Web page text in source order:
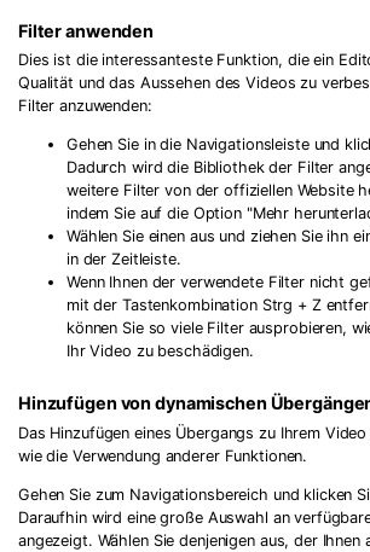
Filter anwenden
Dies ist die interessanteste Funktion, die ein
Qualität und das Aussehen des Videos zu
Filter anzuwenden:
Gehen Sie in die Navigationsleiste und
Dadurch wird die Bibliothek der Filter
weitere Filter von der offiziellen Website
indem Sie auf die Option "Mehr
Wählen Sie einen aus und ziehen Sie ihn
in der Zeitleiste.
Wenn Ihnen der verwendete Filter nicht
mit der Tastenkombination Strg + Z
können Sie so viele Filter ausprobieren,
Ihr Video zu beschädigen.
Hinzufügen von dynamischen
Das Hinzufügen eines Übergangs zu Ihrem
wie die Verwendung anderer Funktionen.
Gehen Sie zum Navigationsbereich und klicken
Daraufhin wird eine große Auswahl an
angezeigt. Wählen Sie denjenigen aus, der Ihnen
Record Like a
With AI Ease.